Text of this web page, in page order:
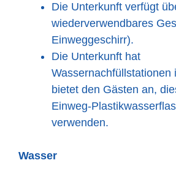
Die Unterkunft verfügt
wiederverwendbares
Einweggeschirr).
Die Unterkunft hat
Wassernachfüllstationen
bietet den Gästen an,
Einweg-
verwenden.
Wasser